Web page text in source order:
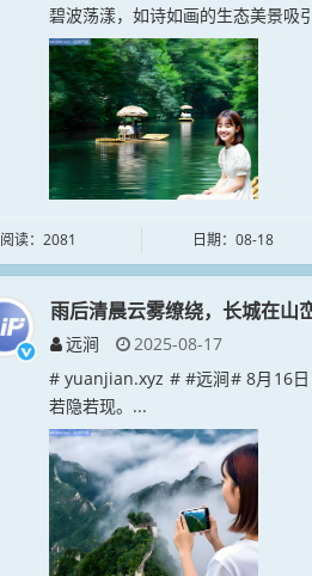
碧波荡漾，如诗如画的生态美景吸
阅读：2081 日期：08-18
雨后清晨云雾缭绕，长城在山
远涧
2025-08-17
# yuanjian.xyz # #远涧# 8月16日
若隐若现。...